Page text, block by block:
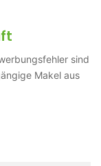
sind
Makel aus